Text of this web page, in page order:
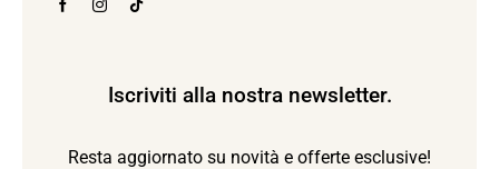
Iscriviti alla nostra newsletter.
Resta aggiornato su novità e offerte esclusive!